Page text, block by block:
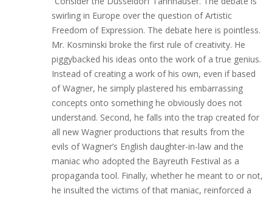
swirling in Europe over the question of Artistic
Freedom of Expression. The debate here is pointless.
Mr. Kosminski broke the first rule of creativity. He
piggybacked his ideas onto the work of a true genius.
Instead of creating a work of his own, even if based
of Wagner, he simply plastered his embarrassing
concepts onto something he obviously does not
understand. Second, he falls into the trap created for
all new Wagner productions that results from the
evils of Wagner’s English daughter-in-law and the
maniac who adopted the Bayreuth Festival as a
propaganda tool. Finally, whether he meant to or not,
he insulted the victims of that maniac, reinforced a